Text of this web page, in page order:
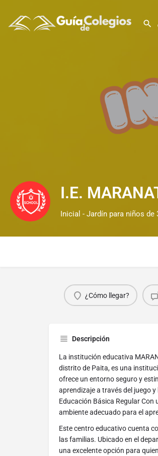
I.E.
Inicial - Jardín para niños de
¿Cómo llegar?
Descripción
La institución educativa
distrito de Paita, es una
ofrece un entorno seguro y
aprendizaje a través del juego
Educación Básica Regular
ambiente adecuado para el
Este centro educativo cuenta
las familias. Ubicado en el
una excelente opción para